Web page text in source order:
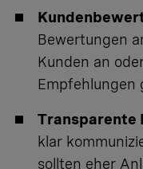
Bewertungen
Kunden an
Empfehlungen
Transparente
klar
sollten eher